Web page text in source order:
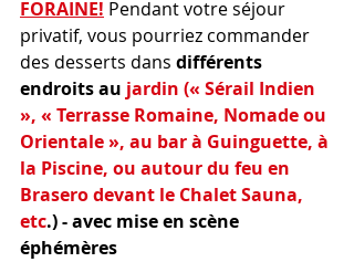
FORAINE! Pendant votre séjour
privatif, vous pourriez commander
des desserts dans différents
endroits au jardin (« Sérail Indien
», « Terrasse Romaine, Nomade ou
Orientale », au bar à Guinguette, à
la Piscine, ou autour du feu en
Brasero devant le Chalet Sauna,
etc.) - avec mise en scène
éphémères